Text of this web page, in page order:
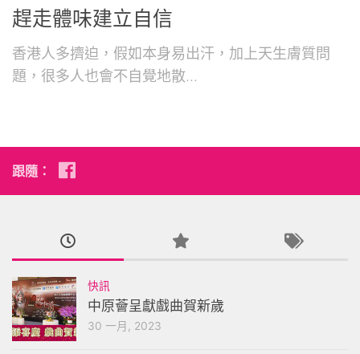
趕走體味建立自信
香港人多擠迫，假如本身易出汗，加上天生膚質問
題，很多人也會不自覺地散...
跟隨：
快訊
中原薈呈獻戲曲賀新歲
30 一月, 2023